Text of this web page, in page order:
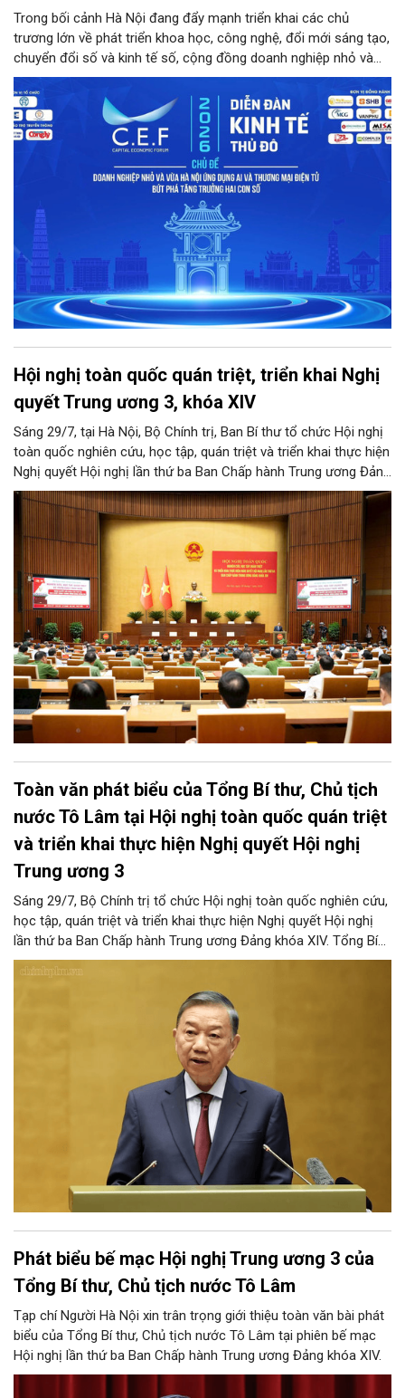
Trong bối cảnh Hà Nội đang đẩy mạnh triển khai các chủ
trương lớn về phát triển khoa học, công nghệ, đổi mới sáng tạo,
chuyển đổi số và kinh tế số, cộng đồng doanh nghiệp nhỏ và
vừa trên địa bàn Thủ đô đứng trước cả cơ hội lẫn thách thức
chưa từng có. Diễn đàn Kinh tế Thủ đô năm 2026 là sự kiện
được kỳ vọng sẽ trở thành cầu nối thiết thực, đưa chính sách,
công nghệ và nguồn lực đến gần hơn với doanh nghiệp.
Hội nghị toàn quốc quán triệt, triển khai Nghị
quyết Trung ương 3, khóa XIV
Sáng 29/7, tại Hà Nội, Bộ Chính trị, Ban Bí thư tổ chức Hội nghị
toàn quốc nghiên cứu, học tập, quán triệt và triển khai thực hiện
Nghị quyết Hội nghị lần thứ ba Ban Chấp hành Trung ương Đảng
khóa XIV.
Toàn văn phát biểu của Tổng Bí thư, Chủ tịch
nước Tô Lâm tại Hội nghị toàn quốc quán triệt
và triển khai thực hiện Nghị quyết Hội nghị
Trung ương 3
Sáng 29/7, Bộ Chính trị tổ chức Hội nghị toàn quốc nghiên cứu,
học tập, quán triệt và triển khai thực hiện Nghị quyết Hội nghị
lần thứ ba Ban Chấp hành Trung ương Đảng khóa XIV. Tổng Bí
thư, Chủ tịch nước Tô Lâm đã có bài phát biểu chỉ đạo quan
trọng. Tạp chí Người Hà Nội trân trọng giới thiệu toàn văn bài
phát biểu của đồng chí Tổng Bí thư, Chủ tịch nước.
Phát biểu bế mạc Hội nghị Trung ương 3 của
Tổng Bí thư, Chủ tịch nước Tô Lâm
Tạp chí Người Hà Nội xin trân trọng giới thiệu toàn văn bài phát
biểu của Tổng Bí thư, Chủ tịch nước Tô Lâm tại phiên bế mạc
Hội nghị lần thứ ba Ban Chấp hành Trung ương Đảng khóa XIV.